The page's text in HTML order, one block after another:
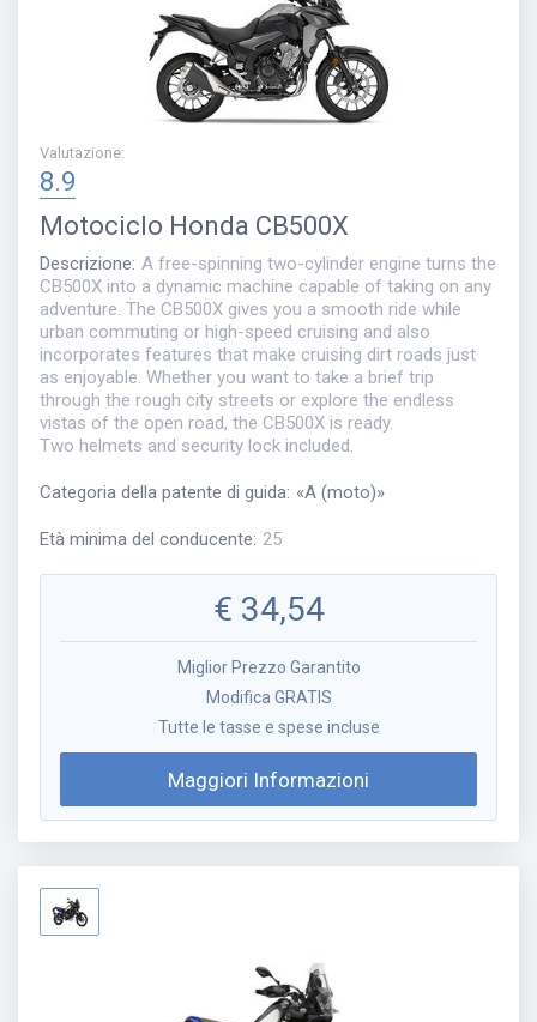
Valutazione:
8.9
Motociclo Honda CB500X
Descrizione: A free-spinning two-cylinder engine turns the
CB500X into a dynamic machine capable of taking on any
adventure. The CB500X gives you a smooth ride while
urban commuting or high-speed cruising and also
incorporates features that make cruising dirt roads just
as enjoyable. Whether you want to take a brief trip
through the rough city streets or explore the endless
vistas of the open road, the CB500X is ready.
Two helmets and security lock included.
Categoria della patente di guida: «A (moto)»
Età minima del conducente: 25
€ 34,54
Miglior Prezzo Garantito
Modifica GRATIS
Tutte le tasse e spese incluse
Maggiori Informazioni